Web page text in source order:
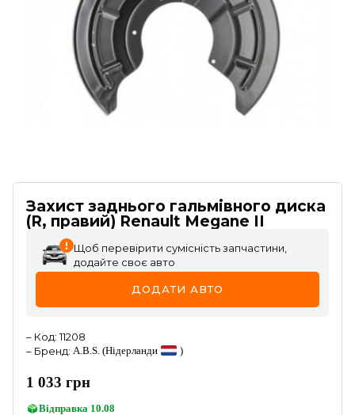
Захист заднього гальмівного диска
(R, правий) Renault Megane II
Щоб перевірити сумісність запчастини,
додайте своє авто
ДОДАТИ АВТО
– Код:11208
– Бренд: A.B.S. (Нідерланди )
1 033 грн
Відправка 10.08